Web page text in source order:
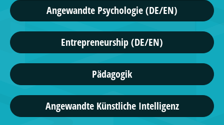
Angewandte Psychologie (DE/EN)
Entrepreneurship (DE/EN)
Pädagogik
Angewandte Künstliche Intelligenz